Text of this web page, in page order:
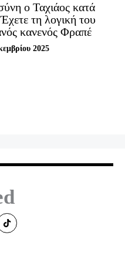
ο Ταχιάος κατά
τη λογική του
κανενός Φραπέ
2025
T
i
k